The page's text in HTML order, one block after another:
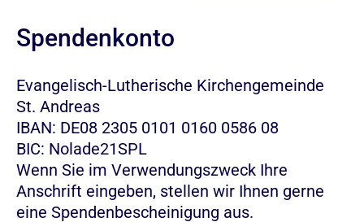
Spendenkonto
Evangelisch-Lutherische Kirchengemeinde
St. Andreas
IBAN: DE08 2305 0101 0160 0586 08
BIC: Nolade21SPL
Wenn Sie im Verwendungszweck Ihre
Anschrift eingeben, stellen wir Ihnen gerne
eine Spendenbescheinigung aus.